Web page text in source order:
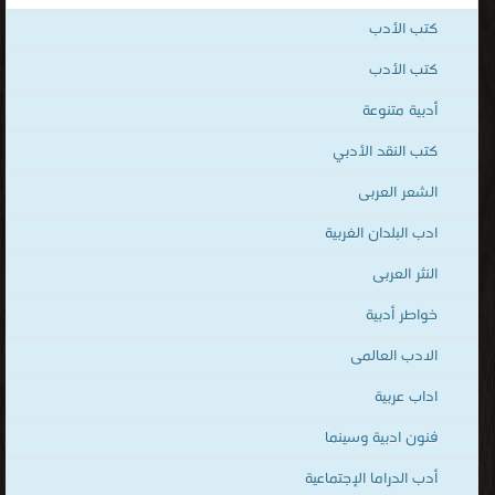
قراءة و تحميل كتب في كتب الادب العالمى المترجم مجانا
كتب الادب المقارن